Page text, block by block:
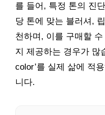
를 들어, 특정 톤의 진
당 톤에 맞는 블러셔,
천하며, 이를 구매할
지 제공하는 경우가 많
color’를 실제 삶에 적
니다.